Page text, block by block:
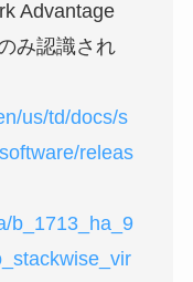
Advantage
み認識され
us/td/docs/s
releas
b_1713_ha_9